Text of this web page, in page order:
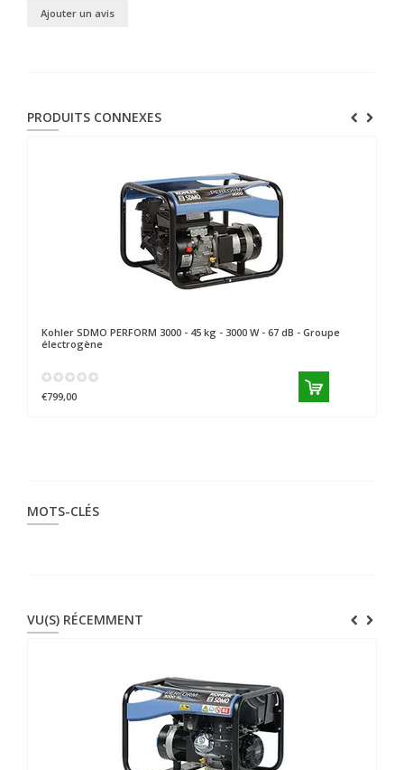
Ajouter un avis
PRODUITS CONNEXES
Kohler SDMO PERFORM 3000 - 45 kg - 3000 W - 67 dB - Groupe
électrogène
€799,00
MOTS-CLÉS
VU(S) RÉCEMMENT